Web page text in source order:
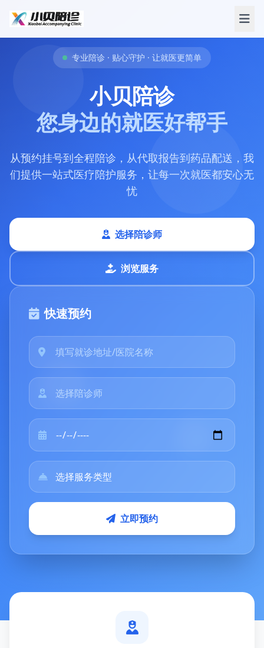
专业陪诊 · 贴心守护 · 让就医更简单
小贝陪诊
您身边的就医好帮手
从预约挂号到全程陪诊，从代取报告到药品配送，我
们提供一站式医疗陪护服务，让每一次就医都安心无
忧
选择陪诊师
浏览服务
快速预约
立即预约